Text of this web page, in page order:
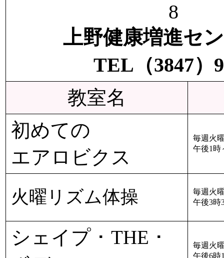
8
上野健康増進セ
TEL（3847）
教室名
初めての
エアロビクス
毎週火
午後1時
火曜リズム体操
毎週火
午後3時
シェイプ ･ THE ･
毎週火
午後6時